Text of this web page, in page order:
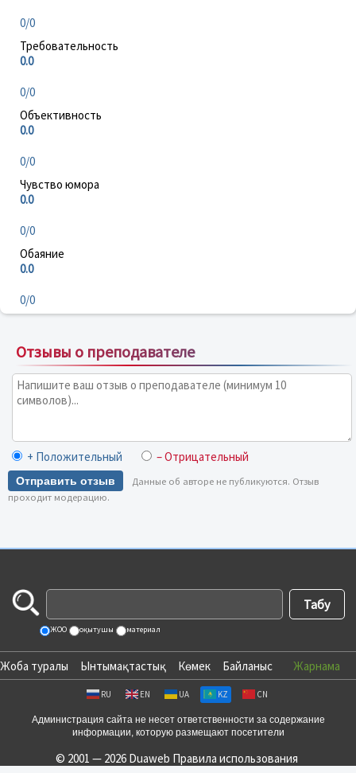
0/0
Требовательность
0.0
0/0
Объективность
0.0
0/0
Чувство юмора
0.0
0/0
Обаяние
0.0
0/0
Отзывы о преподавателе
+ Положительный – Отрицательный
Отправить отзыв
Данные об авторе не публикуются. Отзыв
проходит модерацию.
ЖОО оқытушы материал
Жоба туралы Ынтымақтастық Көмек Байланыс Жарнама
RU EN UA KZ CN
Администрация сайта не несет ответственности за содержание
информации, которую размещают посетители
© 2001 — 2026 Duaweb Правила использования